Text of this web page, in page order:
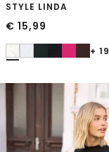
STYLE LINDA
€ 15,99
+ 19